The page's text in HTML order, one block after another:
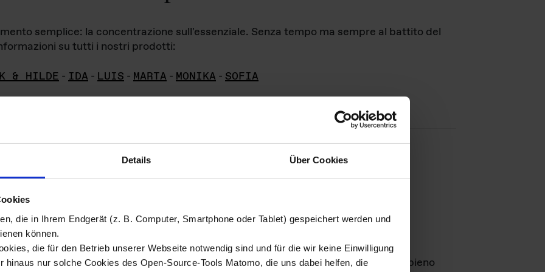
Details Über Cookies
die in Ihrem Endgerät (z. B. Computer, Smartphone oder Tablet) gespeichert werden und
können.
die für den Betrieb unserer Webseite notwendig sind und für die wir keine Einwilligung
hinaus nur solche Cookies des Open-Source-Tools Matomo, die uns dabei helfen, die
semplice: la concentrazione sull'essenziale. Senza tempo ma sempre al battito del
su tutti i nostri prodotti:
& HILDE - IDA - LUIS - MARTA - MONIKA - SOFIA
di immagini
materiale fotografico sono detenuti daDas ganze LebenGmbH e rimangono in pieno